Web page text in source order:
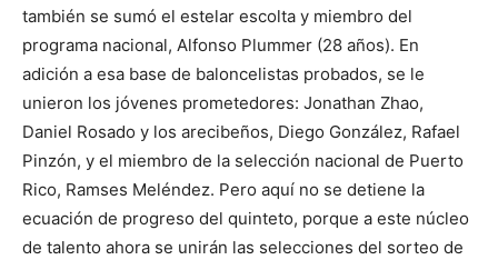
también se sumó el estelar escolta y miembro del
programa nacional, Alfonso Plummer (28 años). En
adición a esa base de baloncelistas probados, se le
unieron los jóvenes prometedores: Jonathan Zhao,
Daniel Rosado y los arecibeños, Diego González, Rafael
Pinzón, y el miembro de la selección nacional de Puerto
Rico, Ramses Meléndez. Pero aquí no se detiene la
ecuación de progreso del quinteto, porque a este núcleo
de talento ahora se unirán las selecciones del sorteo de